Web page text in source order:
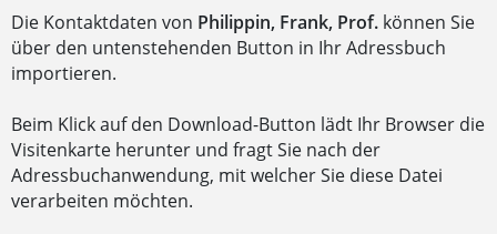
Die Kontaktdaten von Philippin, Frank, Prof. können Sie
über den untenstehenden Button in Ihr Adressbuch
importieren.
Beim Klick auf den Download-Button lädt Ihr Browser die
Visitenkarte herunter und fragt Sie nach der
Adressbuchanwendung, mit welcher Sie diese Datei
verarbeiten möchten.